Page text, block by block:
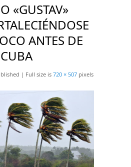
«GUSTAV»
ANTES DE
| Full size is 720 × 507 pixels